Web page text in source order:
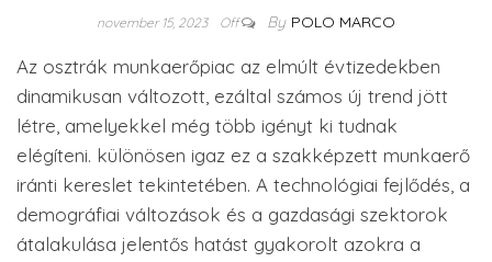
november 15, 2023 Off By POLO MARCO
Az osztrák munkaerőpiac az elmúlt évtizedekben
dinamikusan változott, ezáltal számos új trend jött
létre, amelyekkel még több igényt ki tudnak
elégíteni. különösen igaz ez a szakképzett munkaerő
iránti kereslet tekintetében. A technológiai fejlődés, a
demográfiai változások és a gazdasági szektorok
átalakulása jelentős hatást gyakorolt azokra a